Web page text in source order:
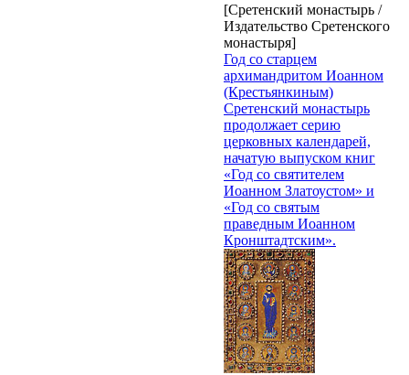
[Сретенский монастырь /
Издательство Сретенского
монастыря]
Год со старцем
архимандритом Иоанном
(Крестьянкиным)
Сретенский монастырь
продолжает серию
церковных календарей,
начатую выпуском книг
«Год со святителем
Иоанном Златоустом» и
«Год со святым
праведным Иоанном
Кронштадтским».